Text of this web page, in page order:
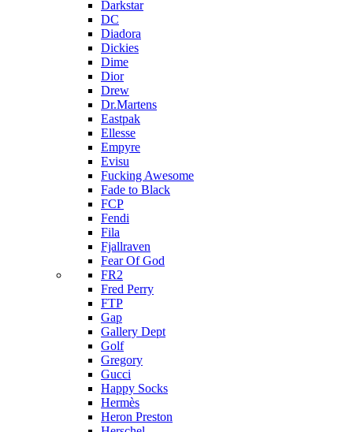
Darkstar
DC
Diadora
Dickies
Dime
Dior
Drew
Dr.Martens
Eastpak
Ellesse
Empyre
Evisu
Fucking Awesome
Fade to Black
FCP
Fendi
Fila
Fjallraven
Fear Of God
FR2
Fred Perry
FTP
Gap
Gallery Dept
Golf
Gregory
Gucci
Happy Socks
Hermès
Heron Preston